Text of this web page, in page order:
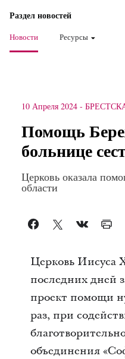
Раздел новостей
Новости Ресурсы
10 Апреля 2024 -
Помощь
больнице
Церковь оказала
области
Церковь Иисуса
последних дней
проект помощи
раз, при
объединения